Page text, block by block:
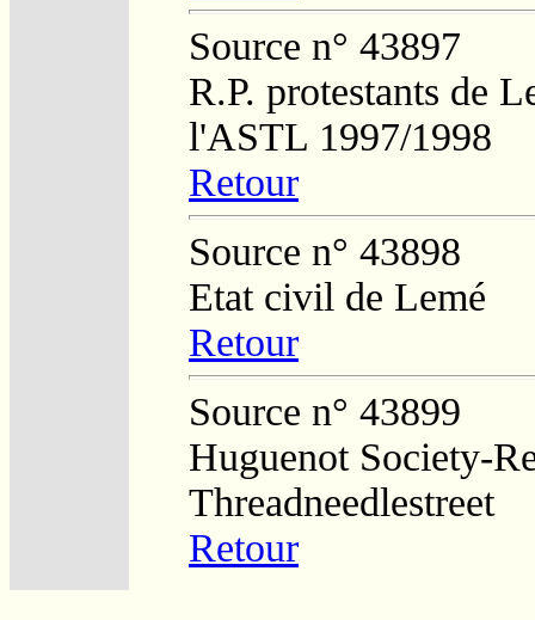
Source n° 43897
R.P. protestants de
l'ASTL 1997/1998
Retour
Source n° 43898
Etat civil de Lemé
Retour
Source n° 43899
Huguenot Society-
Threadneedlestreet
Retour